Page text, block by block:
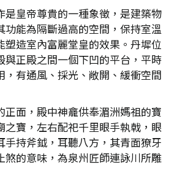
是皇帝尊貴的一種象徵，是建築物
功能為隔斷過高的空間，保持室溫
塑造室內富麗堂皇的效果。丹墀位
與正殿之間一個下凹的平台，平時
，有通風、採光、敞開、緩衝空間
正面，殿中神龕供奉湄洲媽祖的寶
之寶，左右配祀千里眼手執戟，眼
手持斧鉞，耳聽八方，其青面獠牙
煞的意味，為泉州匠師連詠川所雕